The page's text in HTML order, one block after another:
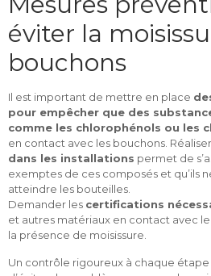
éviter la
bouchons
Il est important de mettre en place
pour empêcher que des
comme les chlorophénols ou les
en contact avec les bouchons.
dans les installations permet de
exemptes de ces composés et qu’ils
atteindre les bouteilles.
Demander les certifications
et autres matériaux en contact avec
la présence de moisissure.
Un contrôle rigoureux à chaque